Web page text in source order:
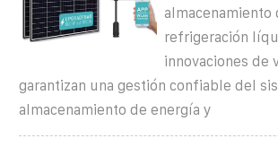
almacenamiento
refrigeración
innovaciones de
garantizan una gestión confiable del
almacenamiento de energía y